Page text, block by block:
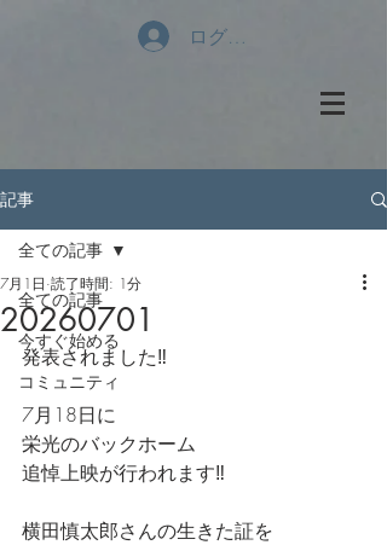
ログイン
記事
全ての記事
今すぐ始める
コミュニティ
全ての記事
20260701
7月1日 読了時間: 1分
発表されました‼️
7月18日に
栄光のバックホーム
追悼上映が行われます‼️
横田慎太郎さんの生きた証を